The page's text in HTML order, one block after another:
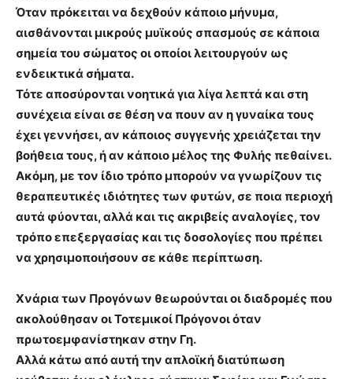
Όταν πρόκειται να δεχθούν κάποιο μήνυμα,
αισθάνονται μικρούς μυϊκούς σπασμούς σε κάποια
σημεία του σώματος οι οποίοι λειτουργούν ως
ενδεικτικά σήματα.
Τότε αποσύρονται νοητικά για λίγα λεπτά και στη
συνέχεια είναι σε θέση να πουν αν η γυναίκα τους
έχει γεννήσει, αν κάποιος συγγενής χρειάζεται την
βοήθεια τους, ή αν κάποιο μέλος της Φυλής πεθαίνει.
Ακόμη, με τον ίδιο τρόπο μπορούν να γνωρίζουν τις
θεραπευτικές ιδιότητες των φυτών, σε ποια περιοχή
αυτά φύονται, αλλά και τις ακριβείς αναλογίες, τον
τρόπο επεξεργασίας και τις δοσολογίες που πρέπει
να χρησιμοποιήσουν σε κάθε περίπτωση.
Χνάρια των Προγόνων θεωρούνται οι διαδρομές που
ακολούθησαν οι Τοτεμικοί Πρόγονοι όταν
πρωτοεμφανίστηκαν στην Γη.
Αλλά κάτω από αυτή την απλοϊκή διατύπωση